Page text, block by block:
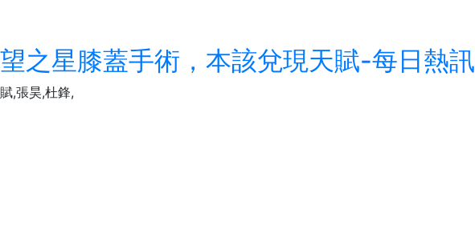
之星膝蓋手術，本該兌現天賦-每日熱訊
,張昊,杜鋒,